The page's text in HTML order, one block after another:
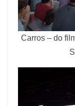
Carros – do